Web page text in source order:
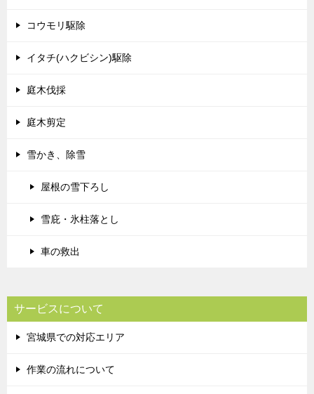
コウモリ駆除
イタチ(ハクビシン)駆除
庭木伐採
庭木剪定
雪かき、除雪
屋根の雪下ろし
雪庇・氷柱落とし
車の救出
サービスについて
宮城県での対応エリア
作業の流れについて